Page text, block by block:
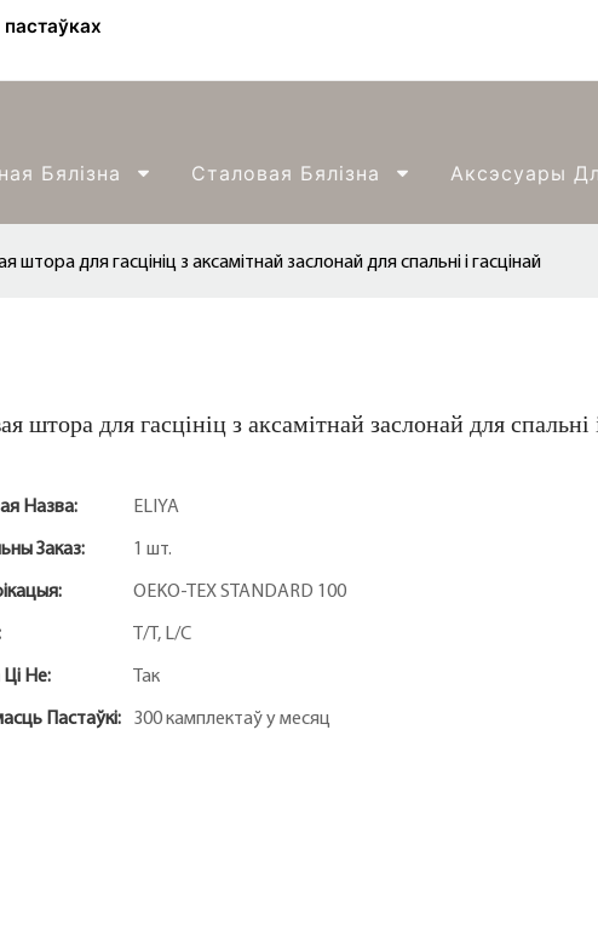
Бялізна Сталовая Бялізна Аксэсуары
штора для гасцініц з аксамітнай заслонай для спальні і гасцінай
штора для гасцініц з аксамітнай заслонай для спальні
Назва: ELIYA
Заказ: 1 шт.
OEKO-TEX STANDARD 100
T/T, L/C
Не: Так
Пастаўкі: 300 камплектаў у месяц